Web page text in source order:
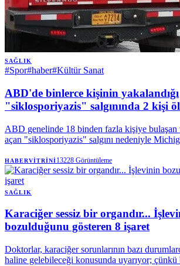
SAĞLIK
#Spor#haber#Kültür Sanat
ABD'de binlerce kişinin yakalandığı
"siklosporiyazis" salgınında 2 kişi
ABD genelinde 18 binden fazla kişiye bulaşan
açan "siklosporiyazis" salgını nedeniyle
HABERVITRINI13228 Görüntüleme
SAĞLIK
Karaciğer sessiz bir organdır...
bozulduğunu gösteren 8 işaret
Doktorlar, karaciğer sorunlarının bazı
haline gelebileceği konusunda uyarıyor; çünkü